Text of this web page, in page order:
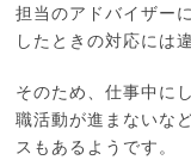
担当のアドバイザー
したときの対応には
そのため、仕事中に
職活動が進まないな
スもあるようです。